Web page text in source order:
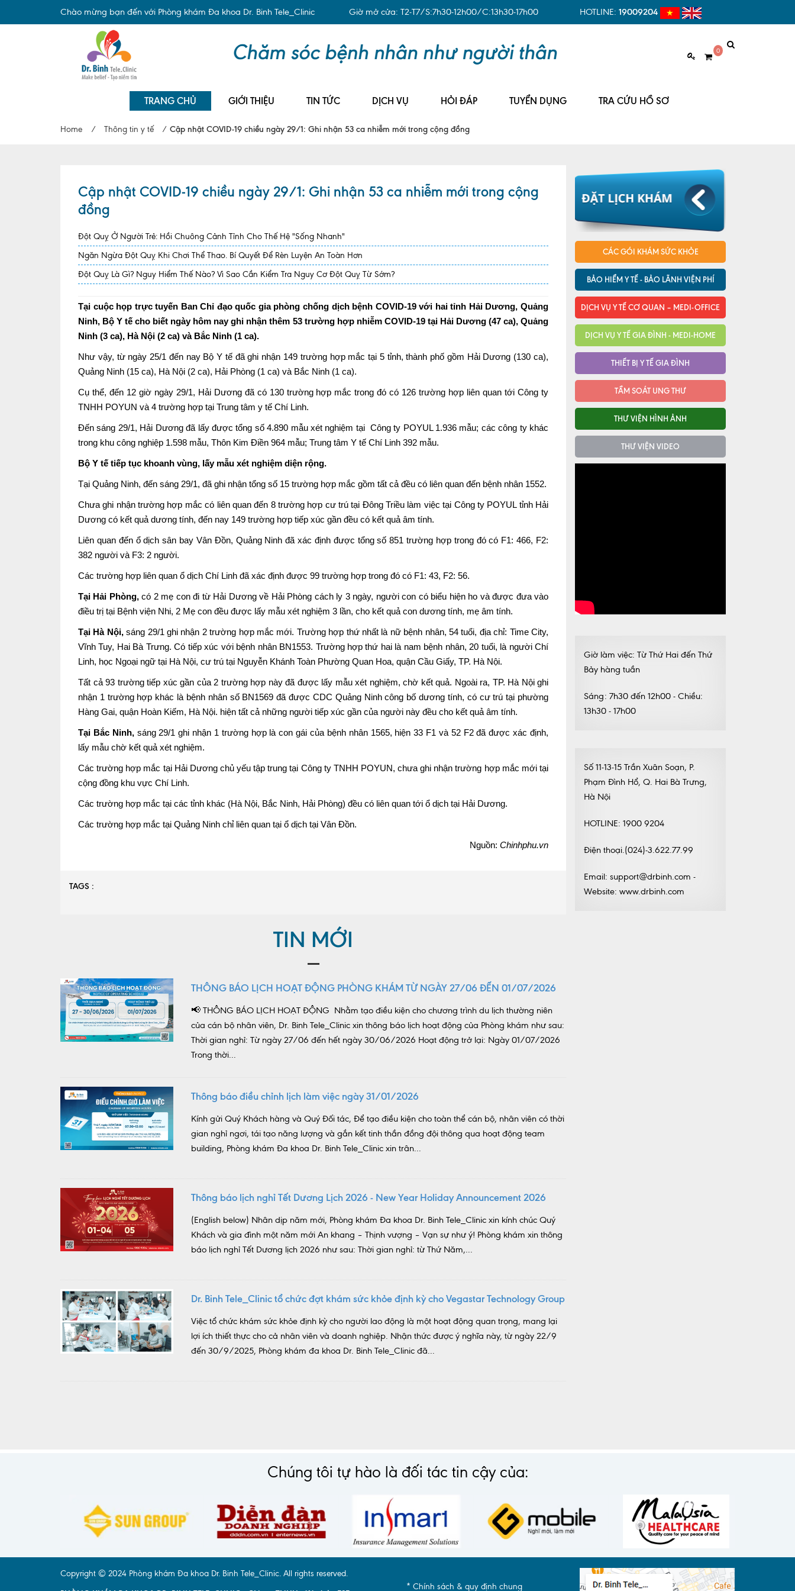
Chào mừng bạn đến với Phòng khám Đa khoa Dr. Binh Tele_Clinic Giờ mở cửa: T2-T7/S:7h30-12h00/C:13h30-17h00 HOTLINE: 19009204
0
TRANG CHỦ GIỚI THIỆU TIN TỨC DỊCH VỤ HỎI ĐÁP TUYỂN DỤNG TRA CỨU HỒ SƠ
Home / Thông tin y tế / Cập nhật COVID-19 chiều ngày 29/1: Ghi nhận 53 ca nhiễm mới trong cộng đồng
Cập nhật COVID-19 chiều ngày 29/1: Ghi nhận 53 ca nhiễm mới trong cộng
đồng
Đột Quỵ Ở Người Trẻ: Hồi Chuông Cảnh Tỉnh Cho Thế Hệ "Sống Nhanh"
Ngăn Ngừa Đột Quỵ Khi Chơi Thể Thao. Bí Quyết Để Rèn Luyện An Toàn Hơn
Đột Quỵ Là Gì? Nguy Hiểm Thế Nào? Vì Sao Cần Kiểm Tra Nguy Cơ Đột Quỵ Từ Sớm?
Tại cuộc họp trực tuyến Ban Chỉ đạo quốc gia phòng chống dịch bệnh COVID-19 với hai tỉnh Hải Dương, Quảng
Ninh, Bộ Y tế cho biết ngày hôm nay ghi nhận thêm 53 trường hợp nhiễm COVID-19 tại Hải Dương (47 ca), Quảng
Ninh (3 ca), Hà Nội (2 ca) và Bắc Ninh (1 ca).
Như vậy, từ ngày 25/1 đến nay Bộ Y tế đã ghi nhận 149 trường hợp mắc tại 5 tỉnh, thành phố gồm Hải Dương (130 ca),
Quảng Ninh (15 ca), Hà Nội (2 ca), Hải Phòng (1 ca) và Bắc Ninh (1 ca).
Cụ thể, đến 12 giờ ngày 29/1, Hải Dương đã có 130 trường hợp mắc trong đó có 126 trường hợp liên quan tới Công ty
TNHH POYUN và 4 trường hợp tại Trung tâm y tế Chí Linh.
Đến sáng 29/1, Hải Dương đã lấy được tổng số 4.890 mẫu xét nghiệm tại Công ty POYUL 1.936 mẫu; các công ty khác
trong khu công nghiệp 1.598 mẫu, Thôn Kim Điền 964 mẫu; Trung tâm Y tế Chí Linh 392 mẫu.
Bộ Y tế tiếp tục khoanh vùng, lấy mẫu xét nghiệm diện rộng.
Tại Quảng Ninh, đến sáng 29/1, đã ghi nhận tổng số 15 trường hợp mắc gồm tất cả đều có liên quan đến bệnh nhân 1552.
Chưa ghi nhận trường hợp mắc có liên quan đến 8 trường hợp cư trú tại Đông Triều làm việc tại Công ty POYUL tỉnh Hải
Dương có kết quả dương tính, đến nay 149 trường hợp tiếp xúc gần đều có kết quả âm tính.
Liên quan đến ổ dịch sân bay Vân Đồn, Quảng Ninh đã xác định được tổng số 851 trường hợp trong đó có F1: 466, F2:
382 người và F3: 2 người.
Các trường hợp liên quan ổ dịch Chí Linh đã xác định được 99 trường hợp trong đó có F1: 43, F2: 56.
Tại Hải Phòng,có 2 mẹ con đi từ Hải Dương về Hải Phòng cách ly 3 ngày, người con có biểu hiện ho và được đưa vào
điều trị tại Bệnh viện Nhi, 2 Mẹ con đều được lấy mẫu xét nghiệm 3 lần, cho kết quả con dương tính, mẹ âm tính.
Tại Hà Nội,sáng 29/1 ghi nhận 2 trường hợp mắc mới. Trường hợp thứ nhất là nữ bệnh nhân, 54 tuổi, địa chỉ: Time City,
Vĩnh Tuy, Hai Bà Trưng. Có tiếp xúc với bệnh nhân BN1553. Trường hợp thứ hai là nam bệnh nhân, 20 tuổi, là người Chí
Linh, học Ngoại ngữ tại Hà Nội, cư trú tại Nguyễn Khánh Toàn Phường Quan Hoa, quận Cầu Giấy, TP. Hà Nội.
Tất cả 93 trường tiếp xúc gần của 2 trường hợp này đã được lấy mẫu xét nghiệm, chờ kết quả. Ngoài ra, TP. Hà Nội ghi
nhận 1 trường hợp khác là bệnh nhân số BN1569 đã được CDC Quảng Ninh công bố dương tính, có cư trú tại phường
Hàng Gai, quận Hoàn Kiếm, Hà Nội. hiện tất cả những người tiếp xúc gần của người này đều cho kết quả âm tính.
Tại Bắc Ninh,sáng 29/1 ghi nhận 1 trường hợp là con gái của bệnh nhân 1565, hiện 33 F1 và 52 F2 đã được xác định,
lấy mẫu chờ kết quả xét nghiệm.
Các trường hợp mắc tại Hải Dương chủ yếu tập trung tại Công ty TNHH POYUN, chưa ghi nhận trường hợp mắc mới tại
cộng đồng khu vực Chí Linh.
Các trường hợp mắc tại các tỉnh khác (Hà Nội, Bắc Ninh, Hải Phòng) đều có liên quan tới ổ dịch tại Hải Dương.
Các trường hợp mắc tại Quảng Ninh chỉ liên quan tại ổ dịch tại Vân Đồn.
Nguồn: Chinhphu.vn
TAGS :
TIN MỚI
THÔNG BÁO LỊCH HOẠT ĐỘNG PHÒNG KHÁM TỪ NGÀY 27/06 ĐẾN 01/07/2026
📢 THÔNG BÁO LỊCH HOẠT ĐỘNG Nhằm tạo điều kiện cho chương trình du lịch thường niên
của cán bộ nhân viên, Dr. Binh Tele_Clinic xin thông báo lịch hoạt động của Phòng khám như sau:
Thời gian nghỉ: Từ ngày 27/06 đến hết ngày 30/06/2026 Hoạt động trở lại: Ngày 01/07/2026
Trong thời...
Thông báo điều chỉnh lịch làm việc ngày 31/01/2026
Kính gửi Quý Khách hàng và Quý Đối tác, Để tạo điều kiện cho toàn thể cán bộ, nhân viên có thời
gian nghỉ ngơi, tái tạo năng lượng và gắn kết tinh thần đồng đội thông qua hoạt động team
building, Phòng khám Đa khoa Dr. Binh Tele_Clinic xin trân...
Thông báo lịch nghỉ Tết Dương Lịch 2026 - New Year Holiday Announcement 2026
(English below) Nhân dịp năm mới, Phòng khám Đa khoa Dr. Binh Tele_Clinic xin kính chúc Quý
Khách và gia đình một năm mới An khang – Thịnh vượng – Vạn sự như ý! Phòng khám xin thông
báo lịch nghỉ Tết Dương lịch 2026 như sau: Thời gian nghỉ: từ Thứ Năm,...
Dr. Binh Tele_Clinic tổ chức đợt khám sức khỏe định kỳ cho Vegastar Technology Group
Việc tổ chức khám sức khỏe định kỳ cho người lao động là một hoạt động quan trọng, mang lại
lợi ích thiết thực cho cả nhân viên và doanh nghiệp. Nhận thức được ý nghĩa này, từ ngày 22/9
đến 30/9/2025, Phòng khám đa khoa Dr. Binh Tele_Clinic đã...
CÁC GÓI KHÁM SỨC KHỎE
BẢO HIỂM Y TẾ - BẢO LÃNH VIỆN PHÍ
DỊCH VỤ Y TẾ CƠ QUAN – MEDI-OFFICE
DỊCH VỤ Y TẾ GIA ĐÌNH - MEDI-HOME
THIẾT BỊ Y TẾ GIA ĐÌNH
TẦM SOÁT UNG THƯ
THƯ VIỆN HÌNH ẢNH
THƯ VIỆN VIDEO
Giờ làm việc: Từ Thứ Hai đến Thứ
Bảy hàng tuần
Sáng: 7h30 đến 12h00 - Chiều:
13h30 - 17h00
Số 11-13-15 Trần Xuân Soạn, P.
Phạm Đình Hổ, Q. Hai Bà Trưng,
Hà Nội
HOTLINE: 1900 9204
Điện thoại.(024)-3.622.77.99
Email: support@drbinh.com -
Website: www.drbinh.com
Chúng tôi tự hào là đối tác tin cậy của:
Copyright © 2024 Phòng khám Đa khoa Dr. Binh Tele_Clinic. All rights reserved.
* Chính sách & quy định chung